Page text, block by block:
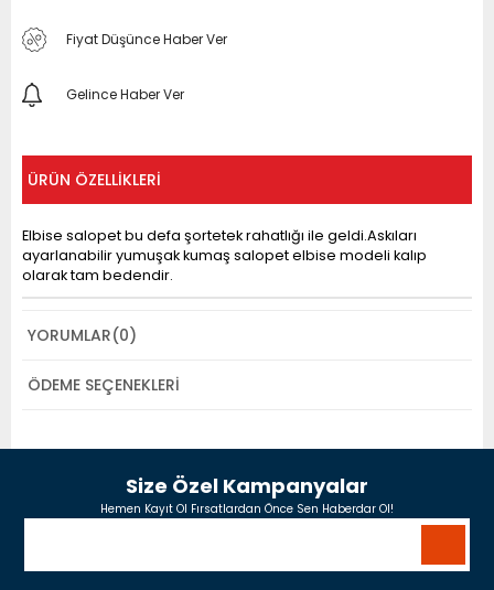
Fiyat Düşünce Haber Ver
Gelince Haber Ver
ÜRÜN ÖZELLIKLERI
Elbise salopet bu defa şortetek rahatlığı ile geldi.Askıları
ayarlanabilir yumuşak kumaş salopet elbise modeli kalıp
olarak tam bedendir.
YORUMLAR(0)
ÖDEME SEÇENEKLERI
Size Özel Kampanyalar
Hemen Kayıt Ol Fırsatlardan Önce Sen Haberdar Ol!